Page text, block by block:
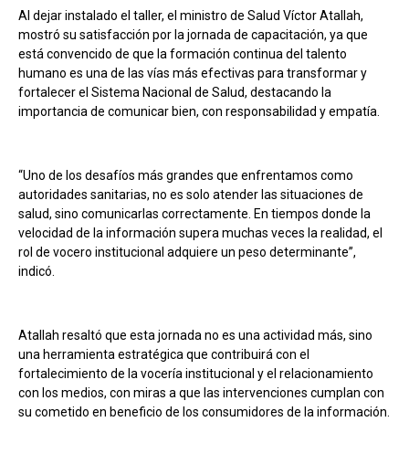
Al dejar instalado el taller, el ministro de Salud Víctor Atallah,
mostró su satisfacción por la jornada de capacitación, ya que
está convencido de que la formación continua del talento
humano es una de las vías más efectivas para transformar y
fortalecer el Sistema Nacional de Salud, destacando la
importancia de comunicar bien, con responsabilidad y empatía.
“Uno de los desafíos más grandes que enfrentamos como
autoridades sanitarias, no es solo atender las situaciones de
salud, sino comunicarlas correctamente. En tiempos donde la
velocidad de la información supera muchas veces la realidad, el
rol de vocero institucional adquiere un peso determinante”,
indicó.
Atallah resaltó que esta jornada no es una actividad más, sino
una herramienta estratégica que contribuirá con el
fortalecimiento de la vocería institucional y el relacionamiento
con los medios, con miras a que las intervenciones cumplan con
su cometido en beneficio de los consumidores de la información.